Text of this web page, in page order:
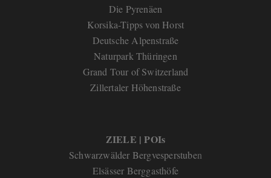
Die Pyrenäen
Korsika-Tipps von Horst
Deutsche Alpenstraße
Naturpark Thüringen
Grand Tour of Switzerland
Zillertaler Höhenstraße
ZIELE | POIs
Schwarzwälder Bergvesperstuben
Elsässer Berggasthöfe